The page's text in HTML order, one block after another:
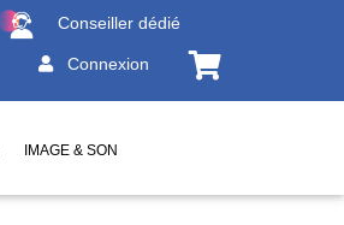
Conseiller dédié
Connexion
IMAGE & SON